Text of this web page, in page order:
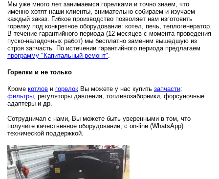
Мы уже много лет занимаемся горелками и точно знаем, что
именно хотят наши клиенты, внимательно собираем и изучаем
каждый заказ. Гибкое производство позволяет нам изготовить
горелку под конкретное оборудование: котел, печь, теплогенератор.
В течение гарантийного периода (12 месяцев с момента проведения
пуско-наладочных работ) мы бесплатно заменим вышедшую из
строя запчасть. По истечении гарантийного периода предлагаем
программу "Капитальный ремонт".
Горелки и не только
Кроме котлов и горелок Вы можете у нас купить запчасти:
фильтры , регуляторы давления, топливозаборники, форсуночные
адаптеры и др.
Сотрудничая с нами, Вы можете быть уверенными в том, что
получите качественное оборудование, с on-line (WhatsApp)
технической поддержкой.